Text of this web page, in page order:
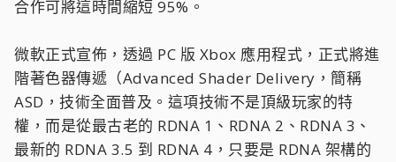
合作可將這時間縮短 95%。
微軟正式宣佈，透過 PC 版 Xbox 應用程式，正式將進
階著色器傳遞（Advanced Shader Delivery，簡稱
ASD，技術全面普及。這項技術不是頂級玩家的特
權，而是從最古老的 RDNA 1、RDNA 2、RDNA 3、
最新的 RDNA 3.5 到 RDNA 4，只要是 RDNA 架構的